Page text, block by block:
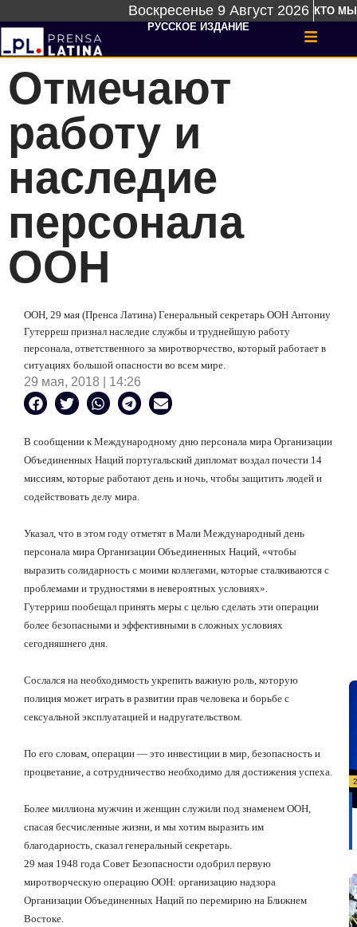
Воскресенье 9 Август 2026 КТО МЫ
РУССКОЕ ИЗДАНИЕ
Отмечают
работу и
наследие
персонала
ООН
ООН, 29 мая (Пренса Латина) Генеральный секретарь ООН Антониу
Гутерреш признал наследие службы и труднейшую работу
персонала, ответственного за миротворчество, который работает в
ситуациях большой опасности во всем мире.
29 мая, 2018 | 14:26
В сообщении к Международному дню персонала мира Организации
Объединенных Наций португальский дипломат воздал почести 14
миссиям, которые работают день и ночь, чтобы защитить людей и
содействовать делу мира.
Указал, что в этом году отметят в Мали Международный день
персонала мира Организации Объединенных Наций, «чтобы
выразить солидарность с моими коллегами, которые сталкиваются с
проблемами и трудностями в невероятных условиях».
Гутерриш пообещал принять меры с целью сделать эти операции
более безопасными и эффективными в сложных условиях
сегодняшнего дня.
Сослался на необходимость укрепить важную роль, которую
полиция может играть в развитии прав человека и борьбе с
сексуальной эксплуатацией и надругательством.
По его словам, операции — это инвестиции в мир, безопасность и
процветание, а сотрудничество необходимо для достижения успеха.
Более миллиона мужчин и женщин служили под знаменем ООН,
спасая бесчисленные жизни, и мы хотим выразить им
благодарность, сказал генеральный секретарь.
29 мая 1948 года Совет Безопасности одобрил первую
миротворческую операцию ООН: организацию надзора
Организации Объединенных Наций по перемирию на Ближнем
Востоке.